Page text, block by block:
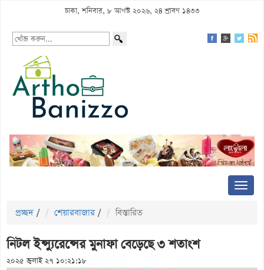
ঢাকা, শনিবার, ৮ আগস্ট ২০২৬, ২৪ শ্রাবণ ১৪৩৩
প্রচ্ছদ / শেয়ারবাজার / বিস্তারিত
নিটল ইন্স্যুরেন্সের মুনাফা বেড়েছে ৩ শতাংশ
২০২৫ জুলাই ২৭ ১০:২১:১৮